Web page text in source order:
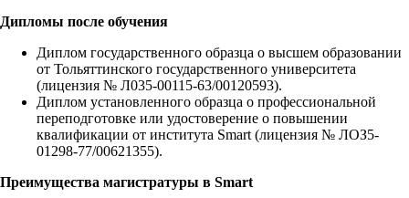
Дипломы после обучения
Диплом государственного образца о высшем образовании
от Тольяттинского государственного университета
(лицензия № Л035-00115-63/00120593).
Диплом установленного образца о профессиональной
переподготовке или удостоверение о повышении
квалификации от института Smart (лицензия № ЛОЗ5-
01298-77/00621355).
Преимущества магистратуры в Smart